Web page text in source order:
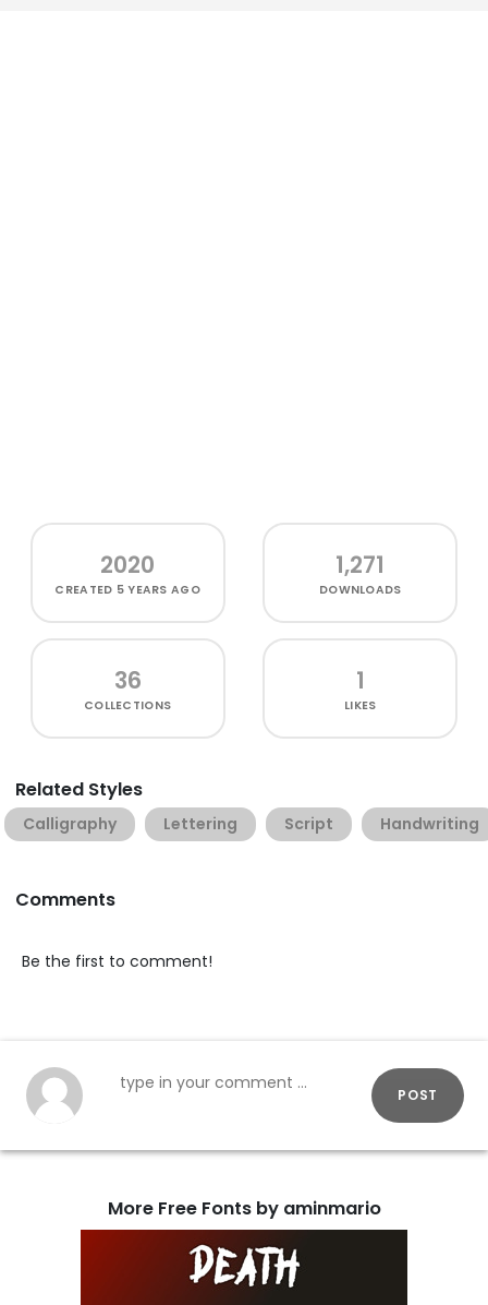
2020
CREATED 5 YEARS AGO
1,271
DOWNLOADS
36
COLLECTIONS
1
LIKES
Related Styles
Calligraphy Lettering Script Handwriting
Comments
Be the first to comment!
POST
More Free Fonts by aminmario